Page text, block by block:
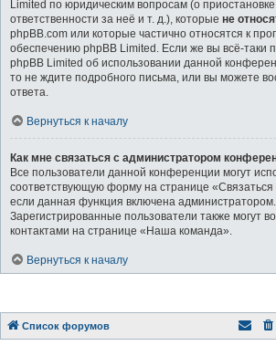
Limited по юридическим вопросам (о
ответственности за неё и т. д.), которые не
phpBB.com или которые частично относятся к
обеспечению phpBB Limited. Если же вы всё-таки
phpBB Limited об использовании данной
то не ждите подробного письма, или вы можете
ответа.
Вернуться к началу
Как мне связаться с администратором
Все пользователи данной конференции могут
соответствующую форму на странице
если данная функция включена администратором.
Зарегистрированные пользователи также могут
контактами на странице «Наша команда».
Вернуться к началу
Список форумов